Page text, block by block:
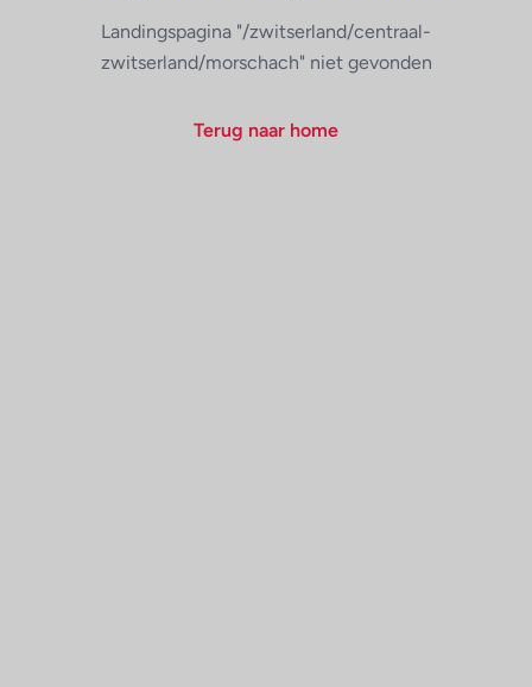
Landingspagina "/zwitserland/centraal-
zwitserland/morschach" niet gevonden
Terug naar home